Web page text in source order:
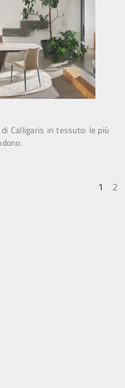
Calligaris in tessuto: le più
1 2